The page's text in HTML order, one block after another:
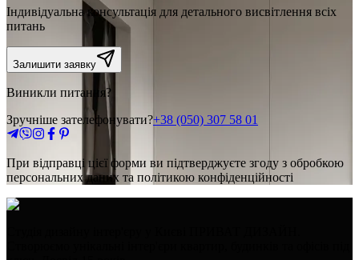
Індивідуальна консультація для детального висвітлення всіх
питань
Залишити заявку
Виникли питання?
Зручніше зателефонувати?+38 (050) 307 58 01
При відправці цієї форми ви підтверджуєте згоду з обробкою
персональних даних та політикою конфіденційності